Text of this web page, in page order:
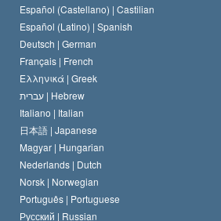
David Miscavige
Español (Castellano) | Castilian
Español (Latino) | Spanish
Deutsch | German
Français | French
Ελληνικά | Greek
עברית | Hebrew
Italiano | Italian
日本語 | Japanese
Magyar | Hungarian
Nederlands | Dutch
Norsk | Norwegian
Português | Portuguese
Русский | Russian